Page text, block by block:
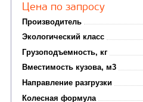
от 5 100 000₽
Экологический класс